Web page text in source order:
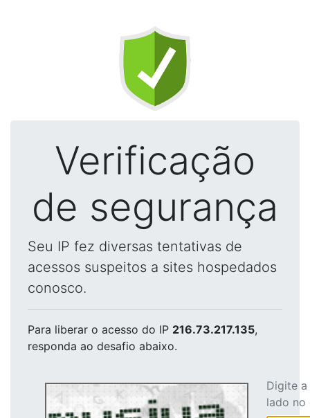
Verificação
de segurança
Seu IP fez diversas tentativas de
acessos suspeitos a sites hospedados
conosco.
Para liberar o acesso do IP 216.73.217.135,
responda ao desafio abaixo.
Digite
lado no